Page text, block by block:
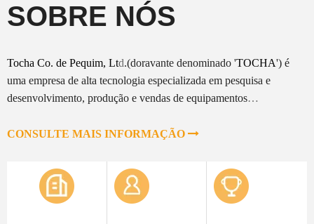
SOBRE NÓS
Tocha Co. de Pequim, Ltd.(doravante denominado 'TOCHA') é
uma empresa de alta tecnologia especializada em pesquisa e
desenvolvimento, produção e vendas de equipamentos
equipamentos de sinterização de prata, máquinas SMT eutéticas flip
máquinas eutéticas a vácuo fornos, soldagem por refluxo a vácuo,
CONSULTE MAIS INFORMAÇÃO 